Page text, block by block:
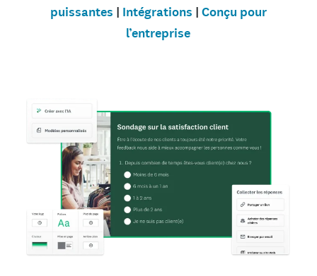
puissantes | Intégrations | Conçu pour
l’entreprise